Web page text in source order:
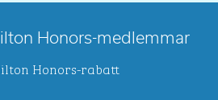
Honors-medlemmar
Honors-rabatt